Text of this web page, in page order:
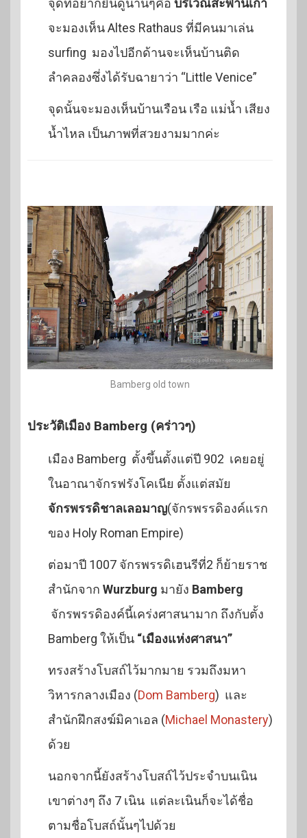
จะมองเห็น Altes Rathaus ที่มีคนมาเล่น
surfing มองไปอีกด้านจะเห็นบ้านติด
ลำคลองซึ่งได้รับฉายาว่า “Little Venice”
จุดนั้นจะมองเห็นบ้านเรือน เรือ แม่น้ำ เสียง
น้ำไหล เป็นภาพที่สวยงามมากค่ะ
Bamberg old town
ประวัติเมือง Bamberg (คร่าวๆ)
เมือง Bamberg ตั้งขึ้นตั้งแต่ปี 902 เคยอยู่
ในอาณาจักรฟรังโคเนีย ตั้งแต่สมัย
จักรพรรดิชาลเลอมาญ(จักรพรรดิองค์แรก
ของ Holy Roman Empire)
ต่อมาปี 1007 จักรพรรดิเฮนรีที่2 ก็ย้ายราช
สำนักจาก Wurzburg มายัง Bamberg
จักรพรรดิองค์นี้เคร่งศาสนามาก ถึงกับตั้ง
Bamberg ให้เป็น “เมืองแห่งศาสนา”
ทรงสร้างโบสถ์ไว้มากมาย รวมถึงมหา
วิหารกลางเมือง (Dom Bamberg) และ
สำนักฝึกสงฆ์มิคาเอล (Michael Monastery)
ด้วย
นอกจากนี้ยังสร้างโบสถ์ไว้ประจำบนเนิน
เขาต่างๆ ถึง 7 เนิน แต่ละเนินก็จะได้ชื่อ
ตามชื่อโบสถ์นั้นๆไปด้วย